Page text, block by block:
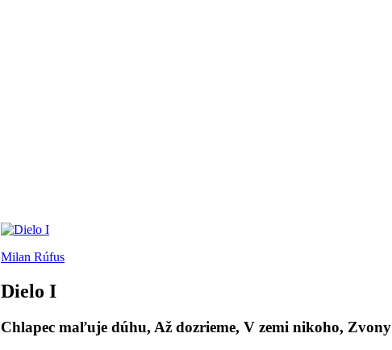
Milan Rúfus
Dielo I
Chlapec maľuje dúhu, Až dozrieme, V zemi nikoho, Zvony